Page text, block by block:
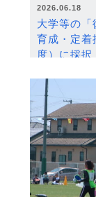
2026.06.18
大学等の「
育成・定着
度）に採択